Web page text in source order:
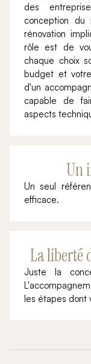
des
conception
rénovation
rôle est de
chaque choix
budget et
d'un
capable de
aspects
Un
Un seul
efficace.
La liberté
Juste la
les étapes dont